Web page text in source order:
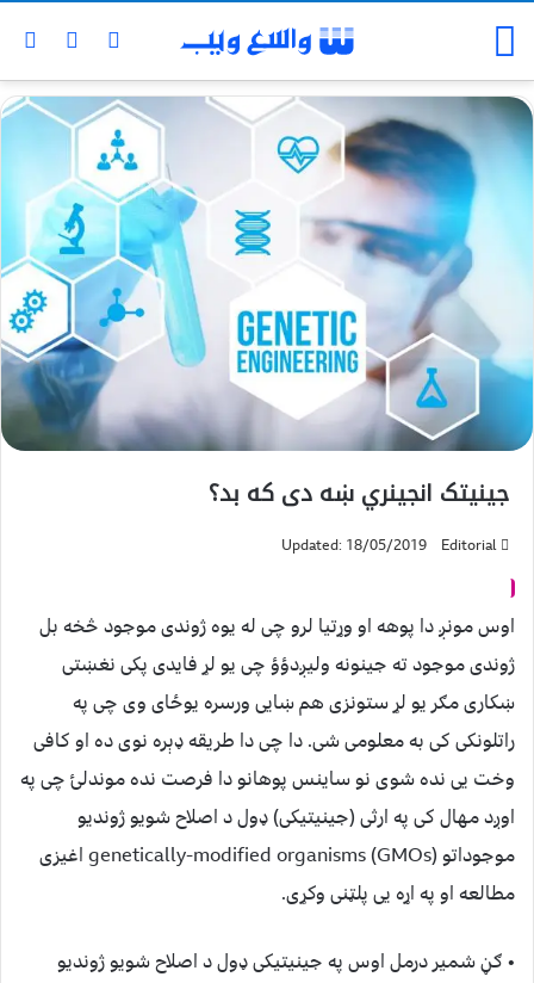
جینیتک انجینري ښه دی که بد؟
Editorial
Updated: 18/05/2019
اوس مونږ دا پوهه او وړتیا لرو چی له یوه ژوندی موجود څخه بل
ژوندی موجود ته جینونه ولیږدؤؤ چی یو لړ فایدی پکی نغښتی
ښکاری مګر یو لړ ستونزی هم ښایی ورسره یوځای وی چی په
راتلونکی کی به معلومی شی. دا چی دا طریقه ډېره نوی ده او کافی
وخت یی نده شوی نو ساینس پوهانو دا فرصت نده موندلئ چی په
اوږد مهال کی په ارثی (جینیتیکی) ډول د اصلاح شویو ژوندیو
موجوداتو genetically-modified organisms (GMOs) اغیزی
مطالعه او په اړه یی پلټنی وکړی.
• ګڼ شمیر درمل اوس په جینیتیکی ډول د اصلاح شویو ژوندیو